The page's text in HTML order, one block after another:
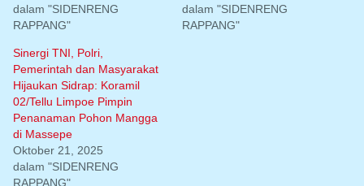
dalam "SIDENRENG
RAPPANG"
dalam "SIDENRENG
RAPPANG"
Sinergi TNI, Polri,
Pemerintah dan Masyarakat
Hijaukan Sidrap: Koramil
02/Tellu Limpoe Pimpin
Penanaman Pohon Mangga
di Massepe
Oktober 21, 2025
dalam "SIDENRENG
RAPPANG"